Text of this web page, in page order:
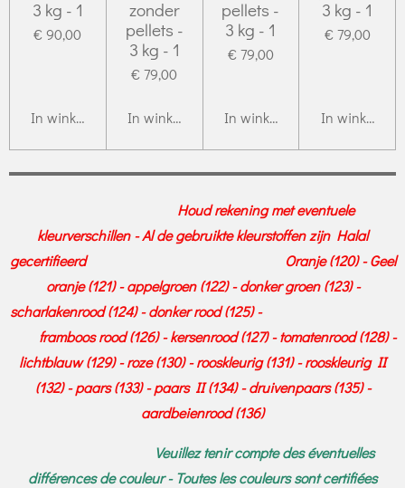
3 kg - 1
€ 90,00
In winkelwagen
zonder
pellets -
3 kg - 1
€ 79,00
In winkelwagen
pellets -
3 kg - 1
€ 79,00
In winkelwagen
3 kg - 1
€ 79,00
In
Houd rekening met eventuele
kleurverschillen - Al de gebruikte kleurstoffen zijn Halal
gecertifieerd Oranje (120) - Geel
oranje (121) - appelgroen (122) - donker groen (123) -
scharlakenrood (124) - donker rood (125) -
framboos rood (126) - kersenrood (127) - tomatenrood (128) -
lichtblauw (129) - roze (130) - rooskleurig (131) - rooskleurig II
(132) - paars (133) - paars II (134) - druivenpaars (135) -
aardbeienrood (136)
Veuillez tenir compte des éventuelles
différences de couleur - Toutes les couleurs sont certifiées